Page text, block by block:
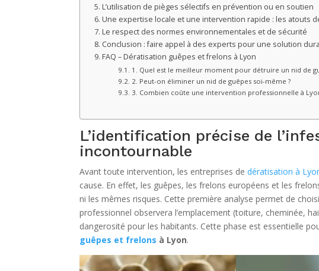
L’utilisation de pièges sélectifs en prévention ou en soutien
Une expertise locale et une intervention rapide : les atouts
Le respect des normes environnementales et de sécurité
Conclusion : faire appel à des experts pour une solution
FAQ – Dératisation guêpes et frelons à Lyon
1. Quel est le meilleur moment pour détruire un nid de
2. Peut-on éliminer un nid de guêpes soi-même ?
3. Combien coûte une intervention professionnelle à
L’identification précise de
incontournable
Avant toute intervention, les entreprises dedératisation à
cause. En effet, les guêpes, les frelons européens et les
ni les mêmes risques. Cette première analyse permet de
professionnel observera l’emplacement (toiture, cheminée,
dangerosité pour les habitants. Cette phase est essentielle
guêpes et frelons à Lyon.